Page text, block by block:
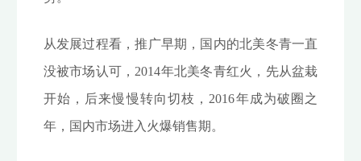
从发展过程看，推广早期，国内的北美冬青一直
没被市场认可，2014年北美冬青红火，先从盆栽
开始，后来慢慢转向切枝，2016年成为破圈之
年，国内市场进入火爆销售期。